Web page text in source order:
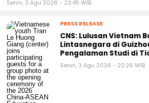
Senin, 3 Agu 2026 - 23:45 WIB
PRESS RELEASE
CNS: Lulusan Vietnam
Lintasnegara di
Pengalaman Studi di
Senin, 3 Agu 2026 - 22:26 WIB